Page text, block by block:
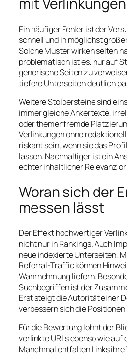
mit Verlinkungen
Ein häufiger Fehler ist der
schnell und in möglichst
Solche Muster wirken selten
problematisch ist es, nur auf
generische Seiten zu
tiefere Unterseiten deutlich
Weitere Stolpersteine sind
immer gleiche Ankertexte,
oder themenfremde
Verlinkungen ohne
riskant sein, wenn sie das
lassen. Nachhaltiger ist ein
echter inhaltlicher Relevanz
Woran sich der
messen lässt
Der Effekt hochwertiger
nicht nur in Rankings. Auch
neue indexierte Unterseiten,
Referral-Traffic können
Wahrnehmung liefern.
Suchbegriffen ist der
Erst steigt die Autorität einer
verbessern sich die
Für die Bewertung lohnt der
verlinkte URLs ebenso wie auf
Manchmal entfalten Links